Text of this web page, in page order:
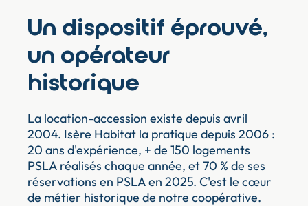
Un dispositif éprouvé,
un opérateur
historique
La location-accession existe depuis avril
2004. Isère Habitat la pratique depuis 2006 :
20 ans d'expérience, + de 150 logements
PSLA réalisés chaque année, et 70 % de ses
réservations en PSLA en 2025. C'est le cœur
de métier historique de notre coopérative.